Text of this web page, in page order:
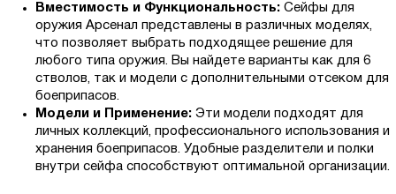
Вместимость и Функциональность: Сейфы для
оружия Арсенал представлены в различных моделях,
что позволяет выбрать подходящее решение для
любого типа оружия. Вы найдете варианты как для 6
стволов, так и модели с дополнительными отсеком для
боеприпасов.
Модели и Применение: Эти модели подходят для
личных коллекций, профессионального использования и
хранения боеприпасов. Удобные разделители и полки
внутри сейфа способствуют оптимальной организации.